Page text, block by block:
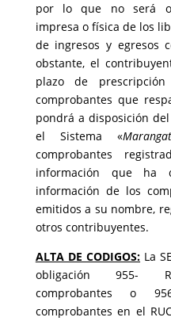
por lo que no será
impresa o física de los
de ingresos y egresos
obstante, el
plazo de
comprobantes que
pondrá a disposición
el Sistema «
comprobantes
información que ha
información de los
emitidos a su nombre,
otros contribuyentes.
ALTA DE CODIGOS: La
obligación 955-
comprobantes o
comprobantes en el